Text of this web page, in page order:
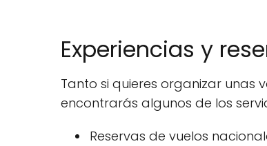
Experiencias y
Tanto si quieres organizar
encontrarás algunos de los
Reservas de vuelos